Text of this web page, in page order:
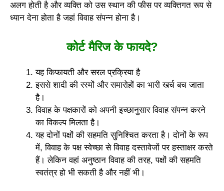
अलग होती है और व्यक्ति को उस स्थान की फीस पर व्यक्तिगत रूप से
ध्यान देना होता है जहां विवाह संपन्न होना है।
कोर्ट मैरिज के फायदे?
यह किफायती और सरल प्रक्रिया है
इससे शादी की रस्मों और समारोहों का भारी खर्च बच जाता
है।
विवाह के पक्षकारों को अपनी इच्छानुसार विवाह संपन्न करने
का विकल्प मिलता है।
यह दोनों पक्षों की सहमति सुनिश्चित करता है। दोनों के रूप
में, विवाह के पक्ष स्वेच्छा से विवाह दस्तावेजों पर हस्ताक्षर करते
हैं। लेकिन वहां अनुष्ठान विवाह की तरह, पक्षों की सहमति
स्वतंत्र हो भी सकती है और नहीं भी।